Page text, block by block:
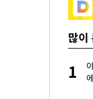
많이
1